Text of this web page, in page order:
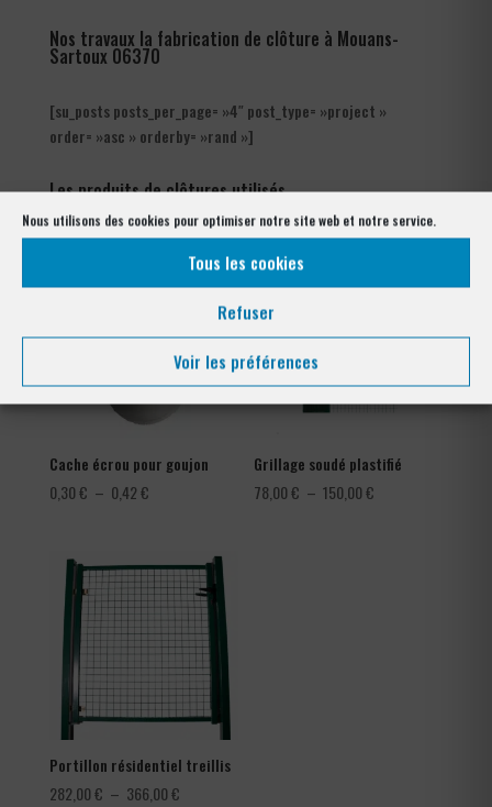
Nous utilisons des cookies pour optimiser notre site web et notre service.
Tous les cookies
Refuser
Voir les préférences
Nos travaux la fabrication de clôture à Mouans-
Sartoux 06370
[su_posts posts_per_page= »4″ post_type= »project »
order= »asc » orderby= »rand »]
Les produits de clôtures utilisés
à Mouans-Sartoux 06370
Cache écrou pour goujon
0,30€ – 0,42€Plage
0,30 €
à
Grillage soudé plastifié
78,00€ – 150,00€
Portillon résidentiel treillis
282,00€ – 366,00€Plage